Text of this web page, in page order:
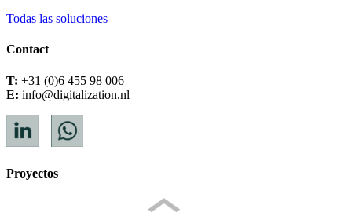
Todas las soluciones
Contact
T: +31 (0)6 455 98 006
E: info@digitalization.nl
Proyectos